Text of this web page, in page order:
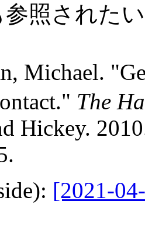
参照された
Michael.
The
Hickey.
[2021-